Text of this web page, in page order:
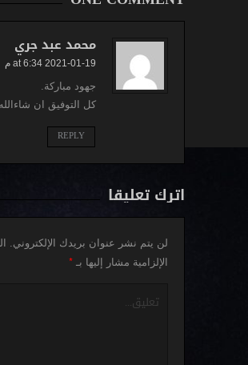
محمد عبد جري
2021-01-19 at 6:34 م
جهود مباركة.
كل التوفيق ان شاءالله
REPLY
اترك تعليقاً
لن يتم نشر عنوان بريدك الإلكتروني.
الإلزامية مشار إليها بـ *